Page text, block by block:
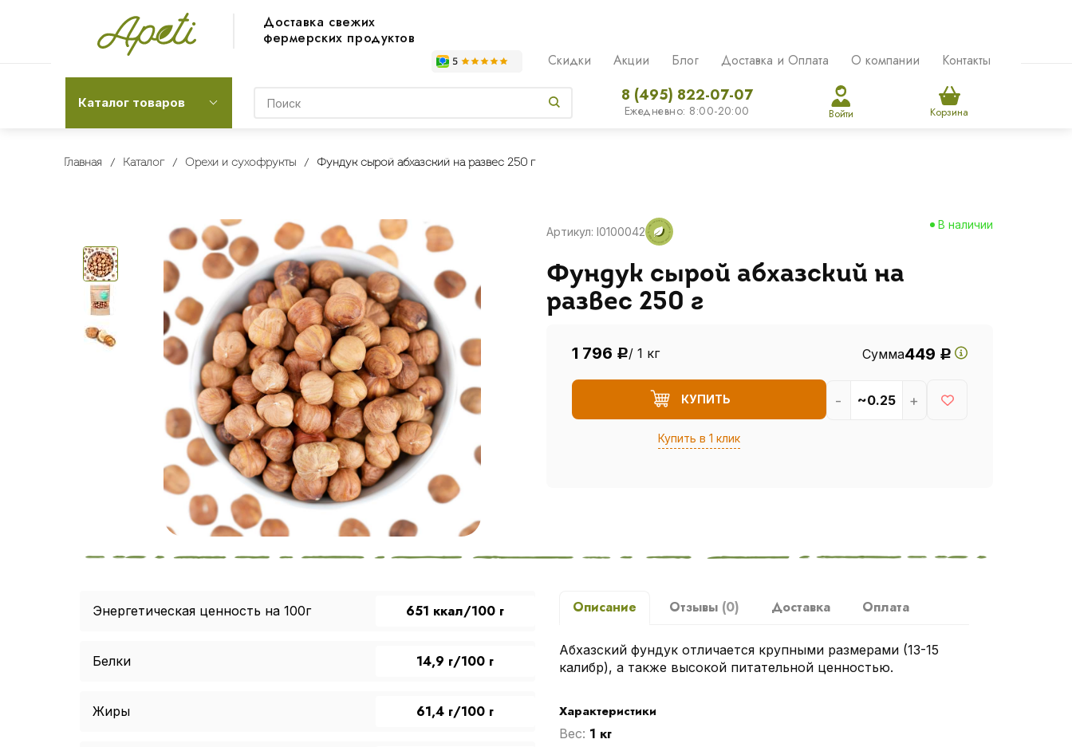
Доставка свежих
фермерских продуктов
Скидки Акции Блог Доставка и Оплата О компании Контакты
Каталог товаров 8 (495) 822-07-07
Ежедневно: 8:00-20:00 Войти Корзина
Главная Каталог Орехи и сухофрукты Фундук сырой абхазский на развес 250 г
Артикул: I0100042
В наличии
Фундук сырой абхазский на
развес 250 г
1 796 Р/ 1 кг Сумма449 Р
КУПИТЬ
Купить в 1 клик
- +
Энергетическая ценность на 100г 651 ккал/100 г
Белки 14,9 г/100 г
Жиры 61,4 г/100 г
Описание Отзывы (0) Доставка Оплата
Абхазский фундук отличается крупными размерами (13-15
калибр), а также высокой питательной ценностью.
Характеристики
Вес: 1 кг